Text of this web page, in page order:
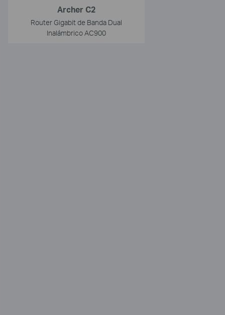
Archer C2
Router Gigabit de Banda Dual
Inalámbrico AC900